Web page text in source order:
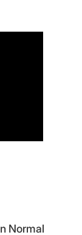
Normal